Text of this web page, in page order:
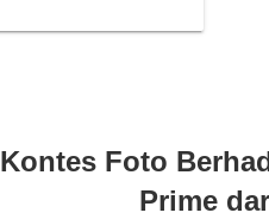
Kontes Foto
Prime